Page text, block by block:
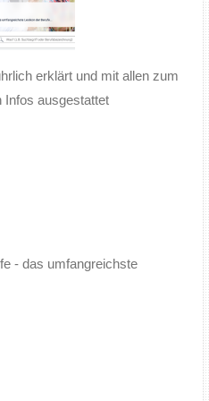
erklärt und mit allen zum
Infos ausgestattet
- das umfangreichste